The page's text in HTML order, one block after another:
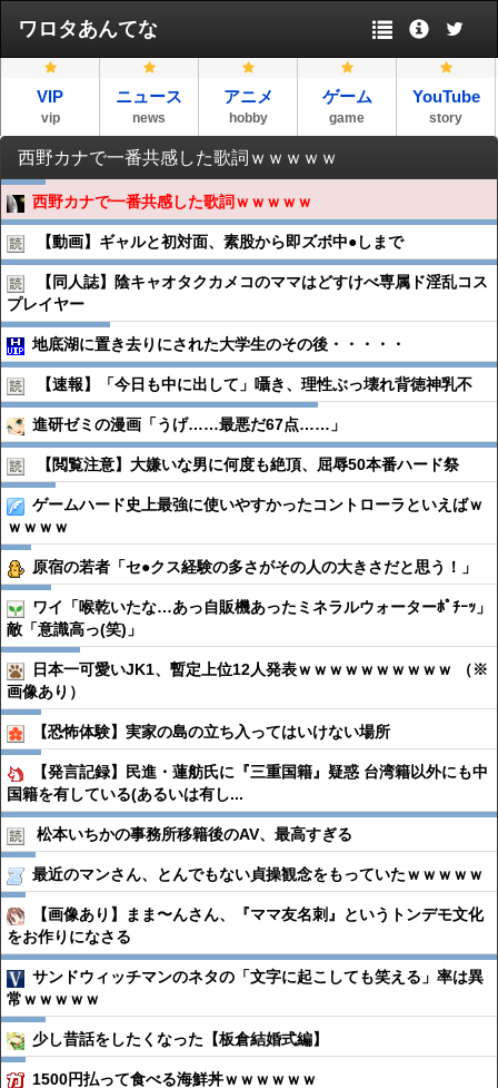
ワロタあんてな
VIP
vip
ニュース
news
アニメ
hobby
ゲーム
game
YouTube
story
西野カナで一番共感した歌詞ｗｗｗｗｗ
西野カナで一番共感した歌詞ｗｗｗｗｗ
【動画】ギャルと初対面、素股から即ズボ中●︎しまで
【同人誌】陰キャオタクカメコのママはどすけべ専属ド淫乱コス
プレイヤー
地底湖に置き去りにされた大学生のその後・・・・・
【速報】「今日も中に出して」囁き、理性ぶっ壊れ背徳神乳不
進研ゼミの漫画「うげ……最悪だ67点……」
【閲覧注意】大嫌いな男に何度も絶頂、屈辱50本番ハード祭
ゲームハード史上最強に使いやすかったコントローラといえばｗ
ｗｗｗｗ
原宿の若者「セ●クス経験の多さがその人の大きさだと思う！」
ワイ「喉乾いたな…あっ自販機あったミネラルウォーターﾎﾟﾁｰｯ」
敵「意識高っ(笑)」
日本一可愛いJK1、暫定上位12人発表ｗｗｗｗｗｗｗｗｗｗ （※
画像あり）
【恐怖体験】実家の島の立ち入ってはいけない場所
【発言記録】民進・蓮舫氏に『三重国籍』疑惑 台湾籍以外にも中
国籍を有している(あるいは有し...
松本いちかの事務所移籍後のAV、最高すぎる
最近のマンさん、とんでもない貞操観念をもっていたｗｗｗｗｗ
【画像あり】まま〜んさん、『ママ友名刺』というトンデモ文化
をお作りになさる
サンドウィッチマンのネタの「文字に起こしても笑える」率は異
常ｗｗｗｗｗ
少し昔話をしたくなった【板倉結婚式編】
1500円払って食べる海鮮丼ｗｗｗｗｗｗ